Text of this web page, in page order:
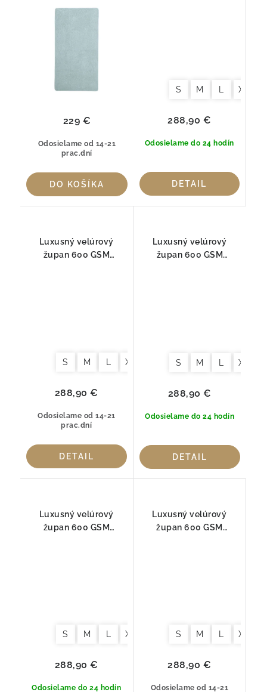
100% Egyptská bavlna
Odosielame od 14-21
prac.dní
229 €
DO KOŠÍKA
S M XL
Odosielame do 24 hodín
288,90 €
DETAIL
Luxusný velúrový
župan 600 GSM
S M L XL
Odosielame od 14-21
prac.dní
288,90 €
DETAIL
Luxusný velúrový
župan 600 GSM
S M L XL
Odosielame do 24 hodín
288,90 €
DETAIL
Luxusný velúrový
župan 600 GSM
S M XL
Odosielame do 24 hodín
288,90 €
Luxusný velúrový
župan 600 GSM
S M XL
Odosielame od 14-21
288,90 €